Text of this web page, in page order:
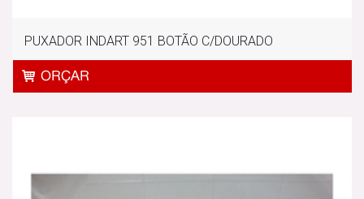
PUXADOR INDART 951 BOTÃO C/DOURADO